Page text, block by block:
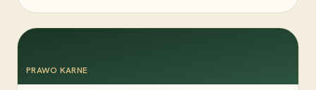
PRAWO KARNE